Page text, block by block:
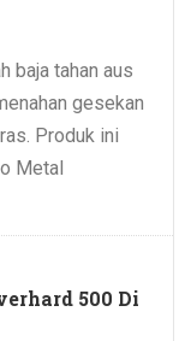
baja tahan aus
gesekan
Produk ini
Metal
500 Di